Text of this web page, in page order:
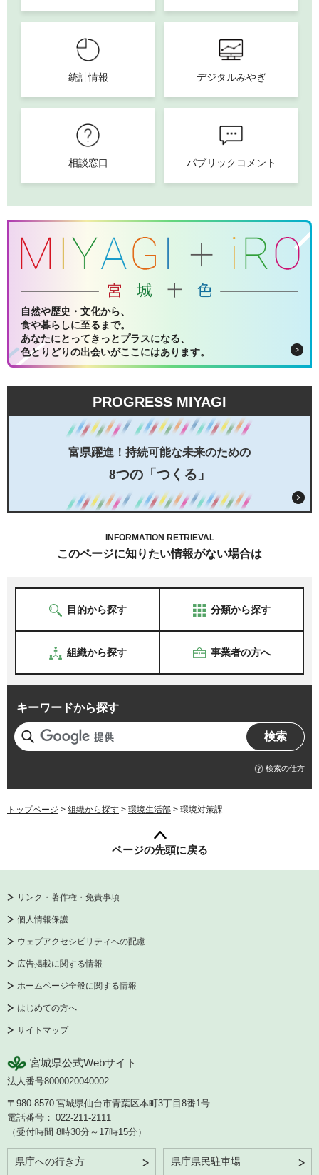
統計情報 デジタルみやぎ
相談窓口 パブリックコメント
自然や歴史・文化から、
食や暮らしに至るまで。
あなたにとってきっとプラスになる、
色とりどりの出会いがここにはあります。
PROGRESS MIYAGI
富県躍進！持続可能な未来のための
8つの「つくる」
INFORMATION RETRIEVAL
このページに知りたい情報がない場合は
目的から探す 分類から探す
組織から探す 事業者の方へ
キーワードから探す
検索の仕方
トップページ > 組織から探す > 環境生活部 > 環境対策課
ページの先頭に戻る
リンク・著作権・免責事項
個人情報保護
ウェブアクセシビリティへの配慮
広告掲載に関する情報
ホームページ全般に関する情報
はじめての方へ
サイトマップ
宮城県公式Webサイト
法人番号8000020040002
〒980-8570 宮城県仙台市青葉区本町3丁目8番1号
電話番号： 022-211-2111
（受付時間 8時30分～17時15分）
県庁への行き方 県庁県民駐車場